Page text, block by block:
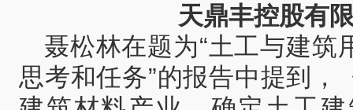
天鼎丰控股有
聂松林在题为“土工与建筑
思考和任务”的报告中提到